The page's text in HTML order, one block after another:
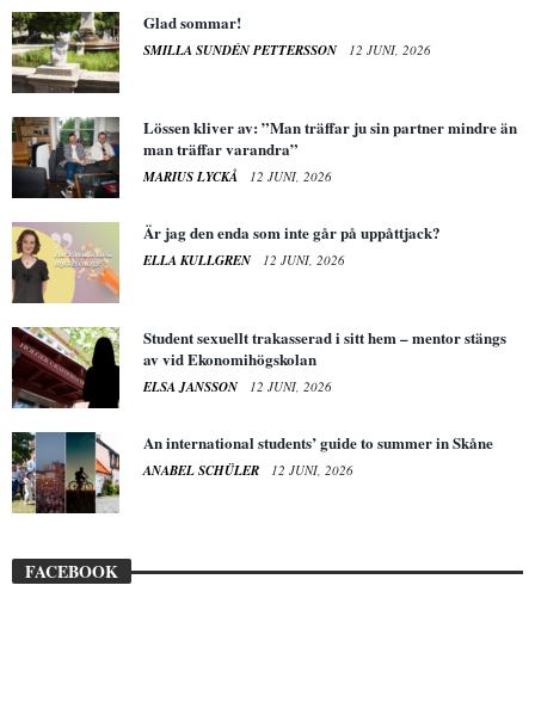
Glad sommar!
SMILLA SUNDÉN PETTERSSON 12 JUNI, 2026
Lössen kliver av: ”Man träffar ju sin partner mindre än
man träffar varandra”
MARIUS LYCKÅ 12 JUNI, 2026
Är jag den enda som inte går på uppåttjack?
ELLA KULLGREN 12 JUNI, 2026
Student sexuellt trakasserad i sitt hem – mentor stängs
av vid Ekonomihögskolan
ELSA JANSSON 12 JUNI, 2026
An international students’ guide to summer in Skåne
ANABEL SCHÜLER 12 JUNI, 2026
FACEBOOK